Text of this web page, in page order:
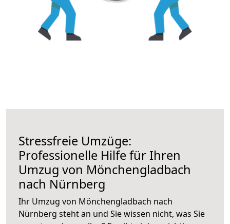
Stressfreie Umzüge:
Professionelle Hilfe für Ihren
Umzug von Mönchengladbach
nach Nürnberg
Ihr Umzug von Mönchengladbach nach
Nürnberg steht an und Sie wissen nicht, was Sie